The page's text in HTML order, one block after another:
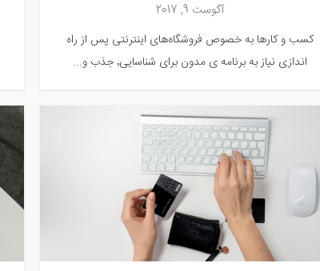
آگوست 9, 2017
کسب و کارها به خصوص فروشگاه‌های اینترنتی پس از راه
اندازی نیاز به برنامه ی مدون برای شناسایی٬ جذب و...